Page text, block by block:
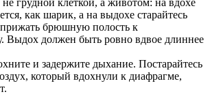
грудной клеткой, а животом: на вдохе
как шарик, а на выдохе старайтесь
брюшную полость к
Выдох должен быть ровно вдвое длиннее
и задержите дыхание. Постарайтесь
который вдохнули к диафрагме,